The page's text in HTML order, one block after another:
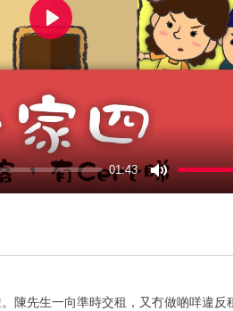
01:43
Play
陳先生一向準時交租，又冇做啲咩違反